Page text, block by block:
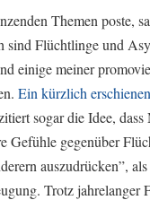
Themen poste,
sind Flüchtlinge und
einige meiner
Ein kürzlich
sogar die Idee, dass
Gefühle gegenüber
auszudrücken”,
Trotz jahrelanger